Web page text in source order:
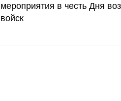
мероприятия в честь Дня
войск